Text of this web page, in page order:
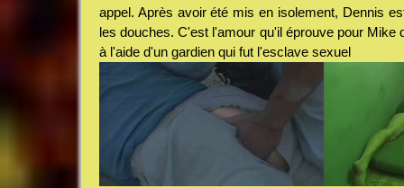
appel. Après avoir été mis en isolement, Dennis
les douches. C'est l'amour qu'il éprouve pour Mike
à l'aide d'un gardien qui fut l'esclave sexuel